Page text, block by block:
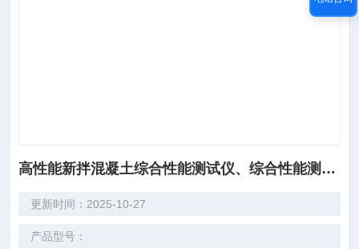
高性能新拌混凝土综合性能测试仪、综合性能测试仪
更新时间：2025-10-27
产品型号：